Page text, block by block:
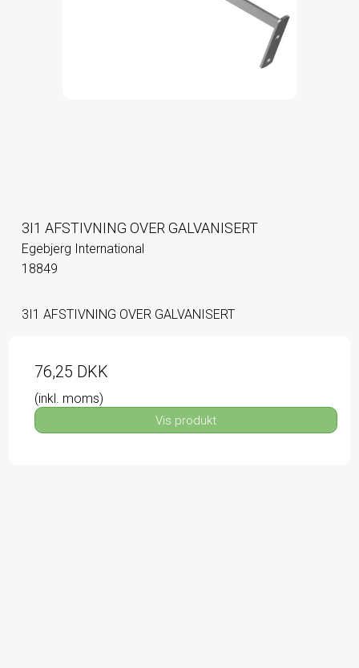
3I1 AFSTIVNING OVER GALVANISERT
Egebjerg International
18849
3I1 AFSTIVNING OVER GALVANISERT
76,25 DKK
(inkl. moms)
Vis produkt